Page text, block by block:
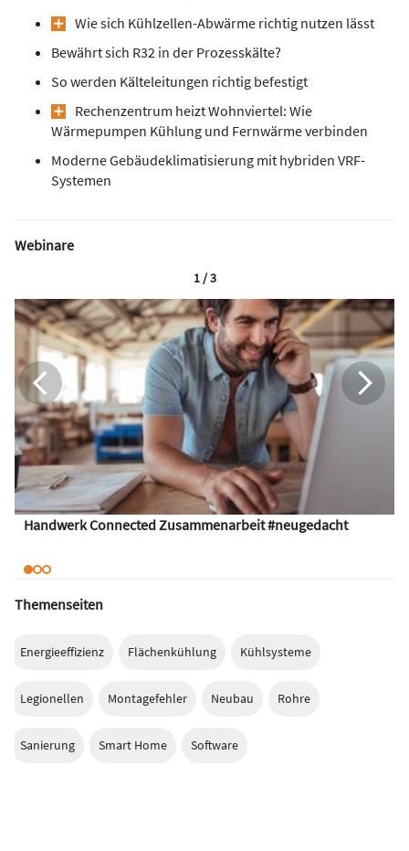
Wie sich Kühlzellen-Abwärme richtig nutzen lässt
Bewährt sich R32 in der Prozesskälte?
So werden Kälteleitungen richtig befestigt
Rechenzentrum heizt Wohnviertel: Wie
Wärmepumpen Kühlung und Fernwärme verbinden
Moderne Gebäudeklimatisierung mit hybriden VRF-
Systemen
Webinare
Handwerk Connected Zusammenarbeit #neugedacht
1 / 3
Themenseiten
Energieeffizienz Flächenkühlung Kühlsysteme
Legionellen Montagefehler Neubau Rohre
Sanierung Smart Home Software